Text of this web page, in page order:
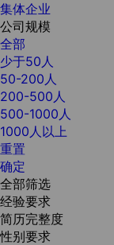
集体企业
公司规模
全部
少于50人
50-200人
200-500人
500-1000人
1000人以上
重置
确定
全部筛选
经验要求
简历完整度
性别要求